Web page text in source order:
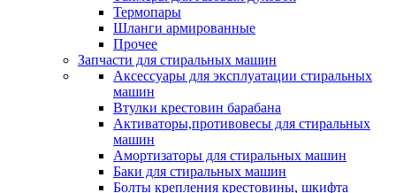
Термопары
Шланги армированные
Прочее
Запчасти для стиральных машин
Аксессуары для эксплуатации стиральных
машин
Втулки крестовин барабана
Активаторы,противовесы для стиральных
машин
Амортизаторы для стиральных машин
Баки для стиральных машин
Болты крепления крестовины, шкифта